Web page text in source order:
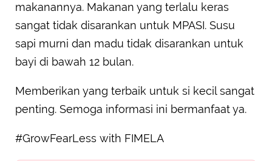
makanannya. Makanan yang terlalu keras
sangat tidak disarankan untuk MPASI. Susu
sapi murni dan madu tidak disarankan untuk
bayi di bawah 12 bulan.
Memberikan yang terbaik untuk si kecil sangat
penting. Semoga informasi ini bermanfaat ya.
#GrowFearLess with FIMELA